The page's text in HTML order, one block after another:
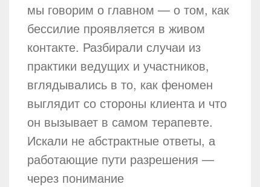
мы говорим о главном — о том, как
бессилие проявляется в живом
контакте. Разбирали случаи из
практики ведущих и участников,
вглядывались в то, как феномен
выглядит со стороны клиента и что
он вызывает в самом терапевте.
Искали не абстрактные ответы, а
работающие пути разрешения —
через понимание